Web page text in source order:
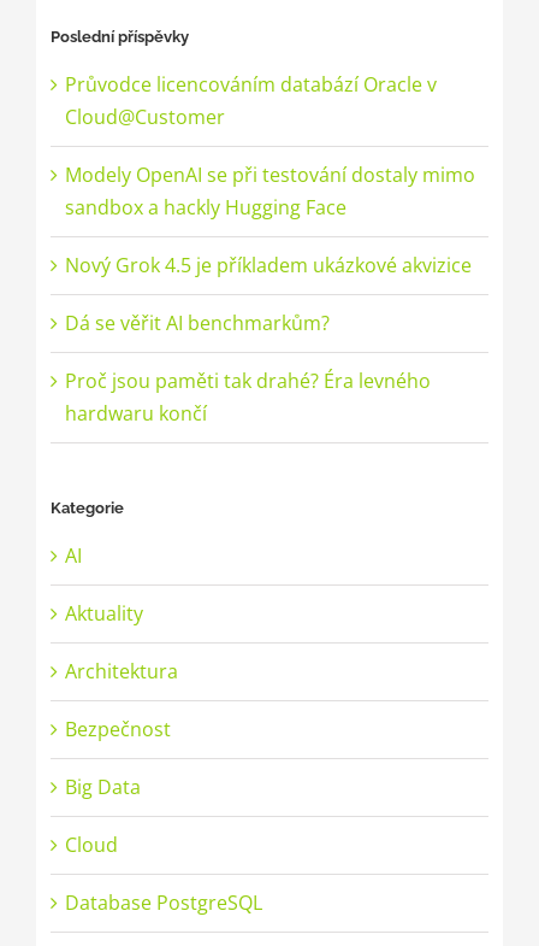
Poslední příspěvky
Průvodce licencováním databází Oracle v
Cloud@Customer
Modely OpenAI se při testování dostaly mimo
sandbox a hackly Hugging Face
Nový Grok 4.5 je příkladem ukázkové akvizice
Dá se věřit AI benchmarkům?
Proč jsou paměti tak drahé? Éra levného
hardwaru končí
Kategorie
AI
Aktuality
Architektura
Bezpečnost
Big Data
Cloud
Database PostgreSQL